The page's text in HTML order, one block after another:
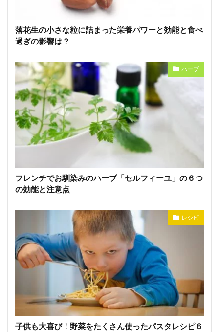
落花生の小さな粒に詰まった栄養パワーと効能と食べ
過ぎの影響は？
ハーブ
フレンチでお馴染みのハーブ「セルフィーユ」の６つ
の効能と注意点
レシピ
子供も大喜び！野菜をたくさん使ったパスタレシピ６